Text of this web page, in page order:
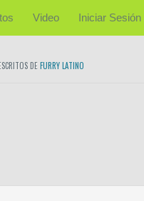
Video Iniciar Sesión
DEFURRY LATINO